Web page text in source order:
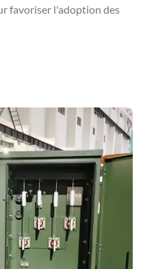
favoriser l'adoption des